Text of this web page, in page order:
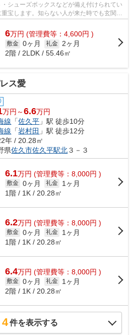
シューズボックスなどが備え付けられてい
宝します。知らない人が来た時でも玄関を
きイ...
6万円 (管理費等：4,600円 )
敷金 0ヶ月 礼金
2ヶ月
2階 / 2LDK / 55.46㎡
ス愛
万円～6.6万円
線 「佐久平 」駅 徒歩10分
線 「岩村田 」駅 徒歩12分
年 / 20.28㎡
県佐久市佐久平駅北３－３
6.1万円 (管理費等：8,000円 )
敷金 0ヶ月 礼金
1ヶ月
1階 / 1K / 20.28㎡
6.2万円 (管理費等：8,000円 )
敷金 0ヶ月 礼金
1ヶ月
1階 / 1K / 20.28㎡
6.4万円 (管理費等：8,000円 )
敷金 0ヶ月 礼金
1ヶ月
2階 / 1K / 20.28㎡
4件を表示する